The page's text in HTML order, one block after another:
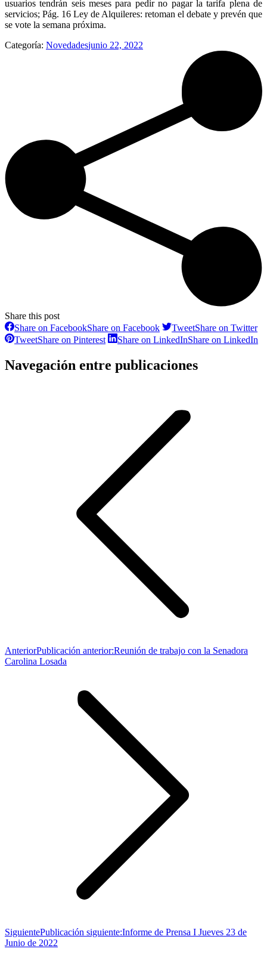
usuarios tendrán seis meses para pedir no pagar la tarifa plena de
servicios; Pág. 16 Ley de Alquileres: retoman el debate y prevén que
se vote la semana próxima.
Categoría: Novedadesjunio 22, 2022
Share this post
Share on FacebookShare on Facebook TweetShare on Twitter
TweetShare on Pinterest Share on LinkedInShare on LinkedIn
Navegación entre publicaciones
AnteriorPublicación anterior:Reunión de trabajo con la Senadora
Carolina Losada
SiguientePublicación siguiente:Informe de Prensa I Jueves 23 de
Junio de 2022